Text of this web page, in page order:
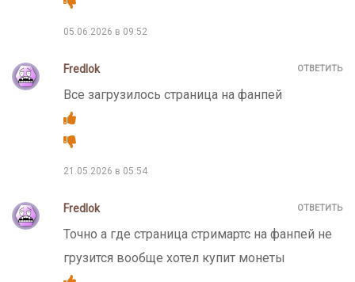
egg sealed inside it. We follow Chu Feng as he crosses
continents, beating up the strongest. He raids tombs,
destroys sects and, of course, conquers beauties.
Ranobe Martial God Asura read online.
05.06.2026 в 09:52
Fredlok
Все загрузилось страница на фанпей
21.05.2026 в 05:54
ОТВЕТИТЬ
Fredlok
Точно а где страница стримартс на фанпей не
грузится вообще хотел купит монеты
ОТВЕТИТЬ